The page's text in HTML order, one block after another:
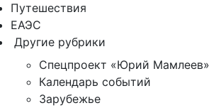
Путешествия
ЕАЭС
Другие рубрики
Спецпроект «Юрий Мамлеев»
Календарь событий
Зарубежье